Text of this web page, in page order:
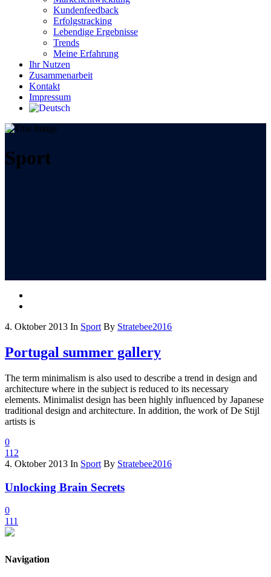
Kundenfeedback
Erfolgstracking
Lebendige Ergebnisse
Trends
Meine Erfahrung
Ihr Nutzen
Zusammenarbeit
Kontakt
Impressum
Sport
4. Oktober 2013 In Sport By Stratebee2016
Portugal summer gallery
The term minimalism is also used to describe a trend in design and
architecture where in the subject is reduced to its necessary
elements. Minimalist design has been highly influenced by Japanese
traditional design and architecture. In addition, the work of De Stijl
artists is
0
112
4. Oktober 2013 In Sport By Stratebee2016
Unlocking Brain Secrets
0
111
Navigation